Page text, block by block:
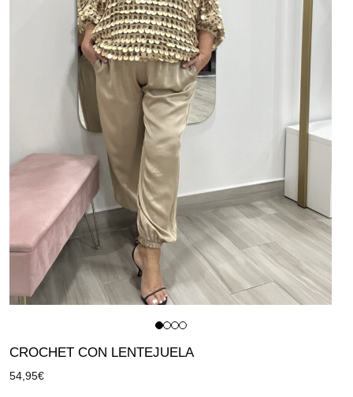
CROCHET CON LENTEJUELA
54,95€